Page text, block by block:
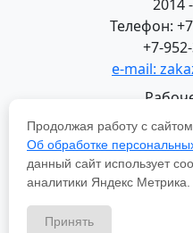
2014
Телефон:
+7-
e-mail:
пн-пт
618200,
г.Чусовой,
Политика в отношении
Продолжая работу с
Об обработке
данный сайт использует
аналитики Яндекс Метрика.
Принять